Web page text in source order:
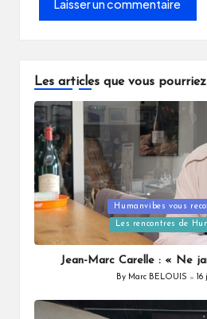
Les articles que vous
Posted
Humanvibes vous
Les rencontres de
Jean-Marc Carelle : « Ne
Posted
By Marc BELOUIS